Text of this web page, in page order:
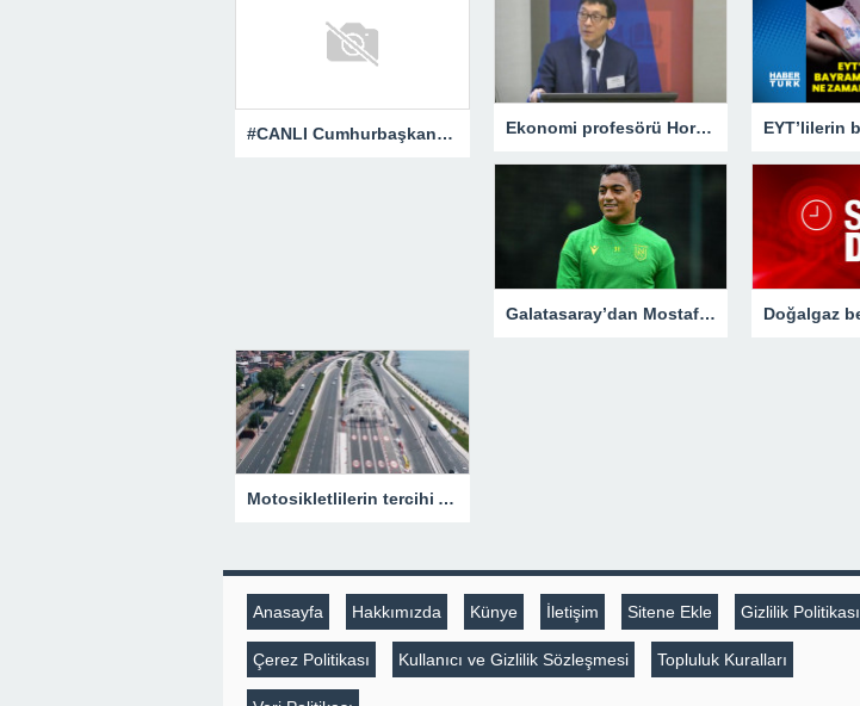
#CANLI Cumhurbaşkanı Erdoğan kamu işçilerinin zam oranını açıklıyor Ekonomi profesörü Horioka’dan dünyaya faiz artırımı uyarısı
Galatasaray’dan Mostafa Mohamed sürprizi! Geri dönüyor
Motosikletlilerin tercihi Avrasya Tüneli! Bir yılda yaklaşık 385 bin motosiklet geçti
Anasayfa Hakkımızda Künye İletişim Sitene Ekle Gizlilik Politikası
Çerez Politikası Kullanıcı ve Gizlilik Sözleşmesi Topluluk Kuralları